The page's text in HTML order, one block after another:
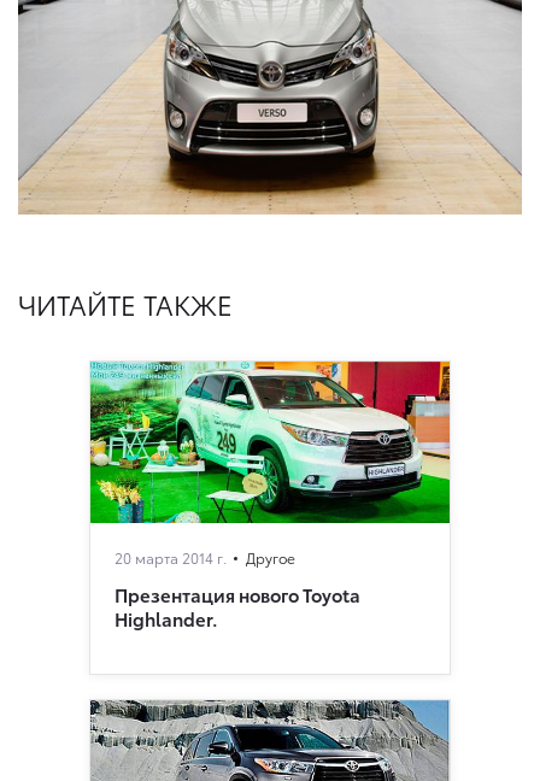
ЧИТАЙТЕ ТАКЖЕ
20 марта 2014 г. Другое
Презентация нового Toyota
Highlander.